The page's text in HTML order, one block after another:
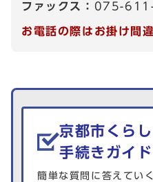
ファックス： 075-
お電話の際はお掛け間
生活情報を探す
京都市くら
手続きガイド
簡単な質問に答えてい